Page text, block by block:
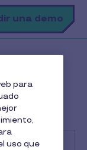
una demo
la
para
uso que